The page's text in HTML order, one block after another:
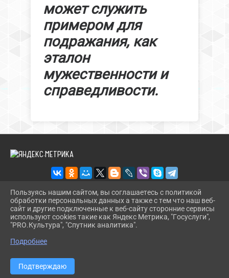
может служить
примером для
подражания, как
эталон
мужественности и
справедливости.
2026 Г. BIBL-UPOR.PAVKULT.RU
ВХОД
КАРТА САЙТА
СДЕЛАНО НА KUBCMS
РАЗРАБОТКА И ПОДДЕРЖКА
Пользуясь нашим сайтом, вы соглашаетесь с политикой
обработки персональных данных а также с тем что наш веб-
сайт и другие подключенные к веб-сайту сторонние сервисы
используют cookies такие как Яндекс Метрика, "Госуслуги",
"PRO.Культура", "Спутник аналитика".
Подробнее
Подтверждаю